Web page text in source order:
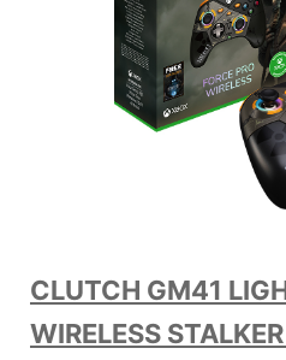
CLUTCH GM41
WIRELESS